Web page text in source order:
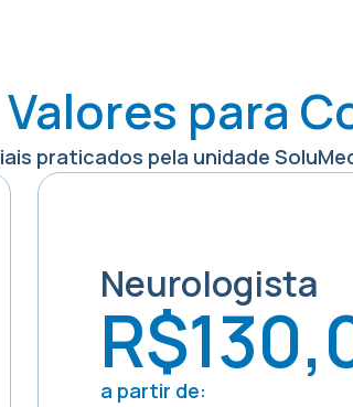
Valores para
praticados pela unidade
Neurologista
a partir de: